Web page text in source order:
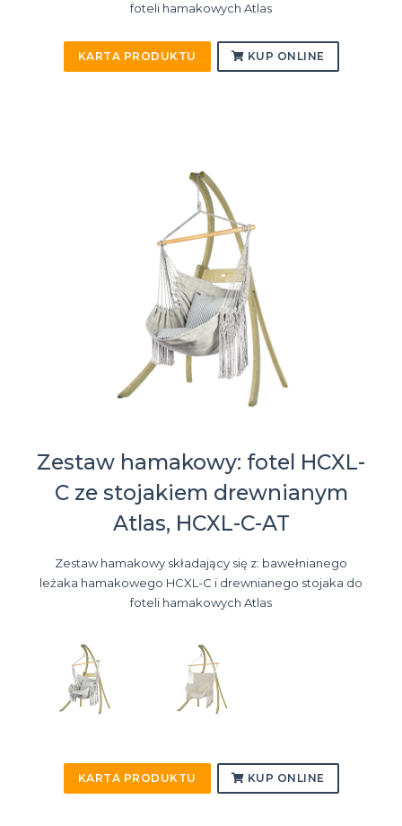
foteli hamakowych Atlas
KARTA PRODUKTU KUP ONLINE
Zestaw hamakowy: fotel HCXL-
C ze stojakiem drewnianym
Atlas, HCXL-C-AT
Zestaw hamakowy składający się z: bawełnianego
leżaka hamakowego HCXL-C i drewnianego stojaka do
foteli hamakowych Atlas
KARTA PRODUKTU KUP ONLINE